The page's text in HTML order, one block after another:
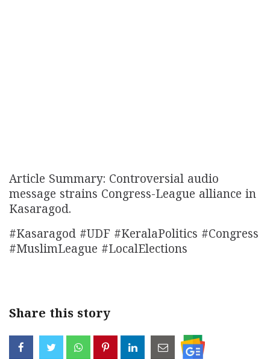
Article Summary: Controversial audio
message strains Congress-League alliance in
Kasaragod.
#Kasaragod #UDF #KeralaPolitics #Congress
#MuslimLeague #LocalElections
Share this story